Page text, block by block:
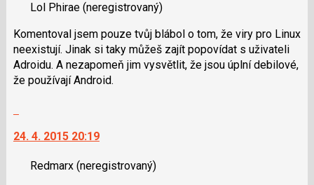
názor
názor.
navigaci
lze
použít
i
pro
a
Lol Phirae (neregistrovaný)
Komentoval jsem pouze tvůj blábol o tom, že viry pro Linux
neexistují. Jinak si taky můžeš zajít popovídat s uživateli
Adroidu. A nezapomeň jim vysvětlit, že jsou úplní debilové,
že používají Android.
další
názor.
24. 4. 2015 20:19
Redmarx (neregistrovaný)